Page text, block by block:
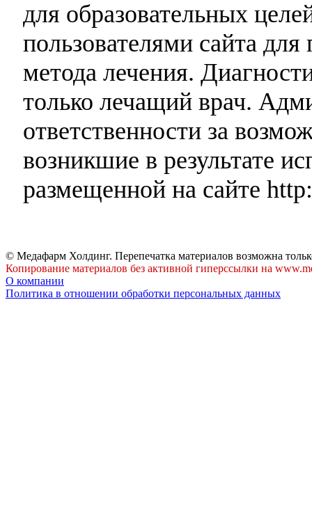
для образовательных
пользователями сайта
метода лечения.
только лечащий врач.
ответственности за
возникшие в результате
размещенной на сайте
© Медафарм Холдинг. Перепечатка материалов возможна
Копирование материалов без активной гиперссылки на
О компании
Политика в отношении обработки персональных данных